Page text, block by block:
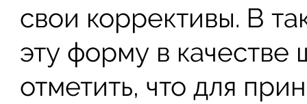
свои коррективы. В
эту форму в качестве
отметить, что для